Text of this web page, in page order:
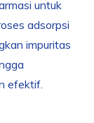
untuk
adsorpsi
impuritas
efektif.